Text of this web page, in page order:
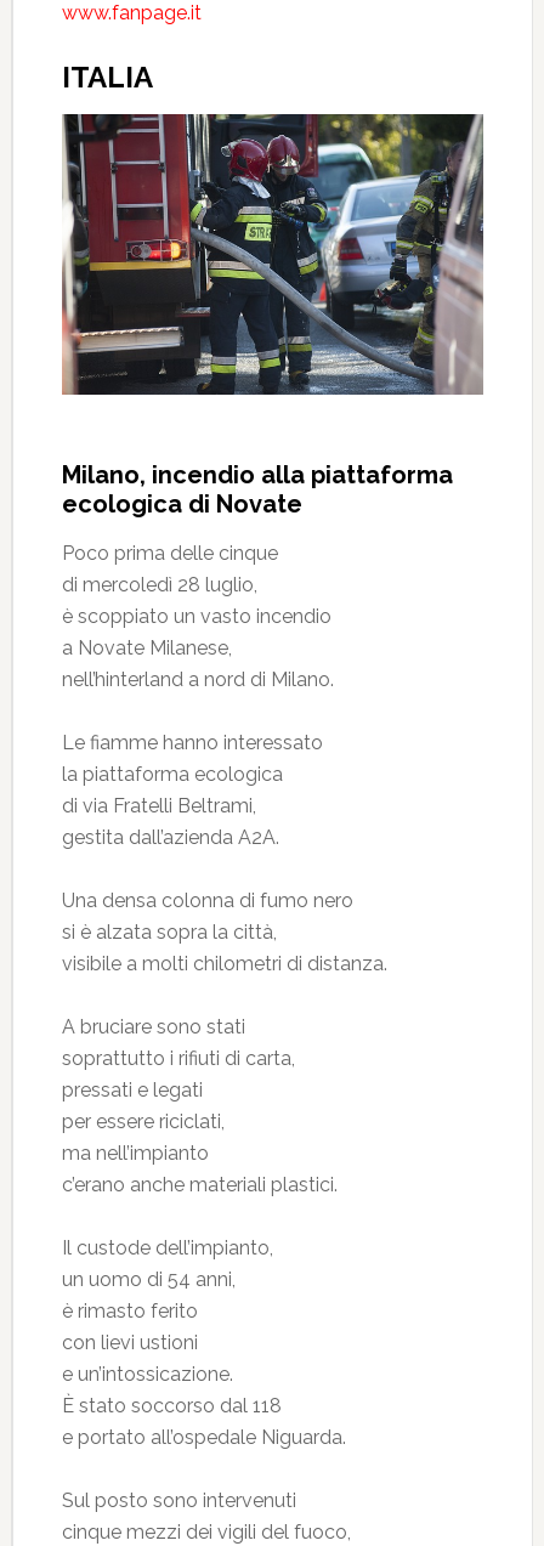
www.fanpage.it
ITALIA
Milano, incendio alla piattaforma
ecologica di Novate
Poco prima delle cinque
di mercoledì 28 luglio,
è scoppiato un vasto incendio
a Novate Milanese,
nell’hinterland a nord di Milano.
Le fiamme hanno interessato
la piattaforma ecologica
di via Fratelli Beltrami,
gestita dall’azienda A2A.
Una densa colonna di fumo nero
si è alzata sopra la città,
visibile a molti chilometri di distanza.
A bruciare sono stati
soprattutto i rifiuti di carta,
pressati e legati
per essere riciclati,
ma nell’impianto
c’erano anche materiali plastici.
Il custode dell’impianto,
un uomo di 54 anni,
è rimasto ferito
con lievi ustioni
e un’intossicazione.
È stato soccorso dal 118
e portato all’ospedale Niguarda.
Sul posto sono intervenuti
cinque mezzi dei vigili del fuoco,